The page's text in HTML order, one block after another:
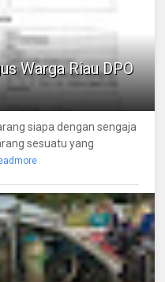
Warga Riau DPO
siapa dengan sengaja
sesuatu yang